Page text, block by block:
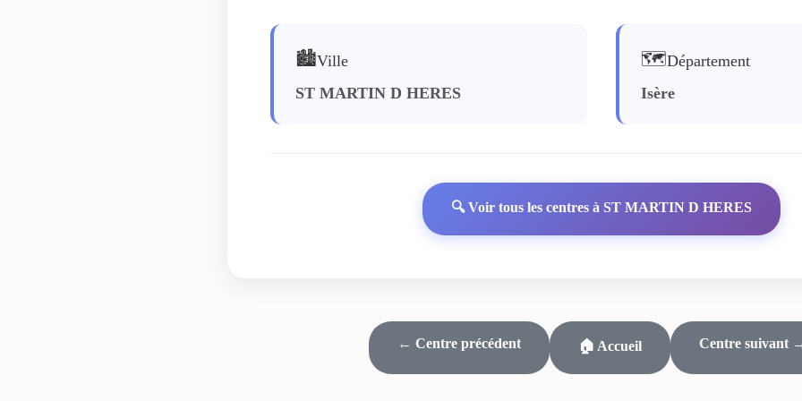
🏙️Ville
ST MARTIN D HERES
🗺️Département
Isère
🔍 Voir tous les centres à ST MARTIN D HERES
← Centre précédent 🏠 Accueil Centre suivant